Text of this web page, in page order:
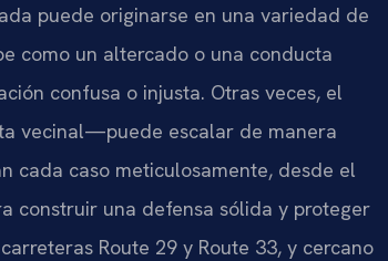
puede originarse en una variedad de
como un altercado o una conducta
confusa o injusta. Otras veces, el
vecinal—puede escalar de manera
cada caso meticulosamente, desde el
construir una defensa sólida y proteger
Route 29 y Route 33, y cercano